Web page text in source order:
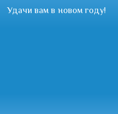
Удачи вам в новом году!